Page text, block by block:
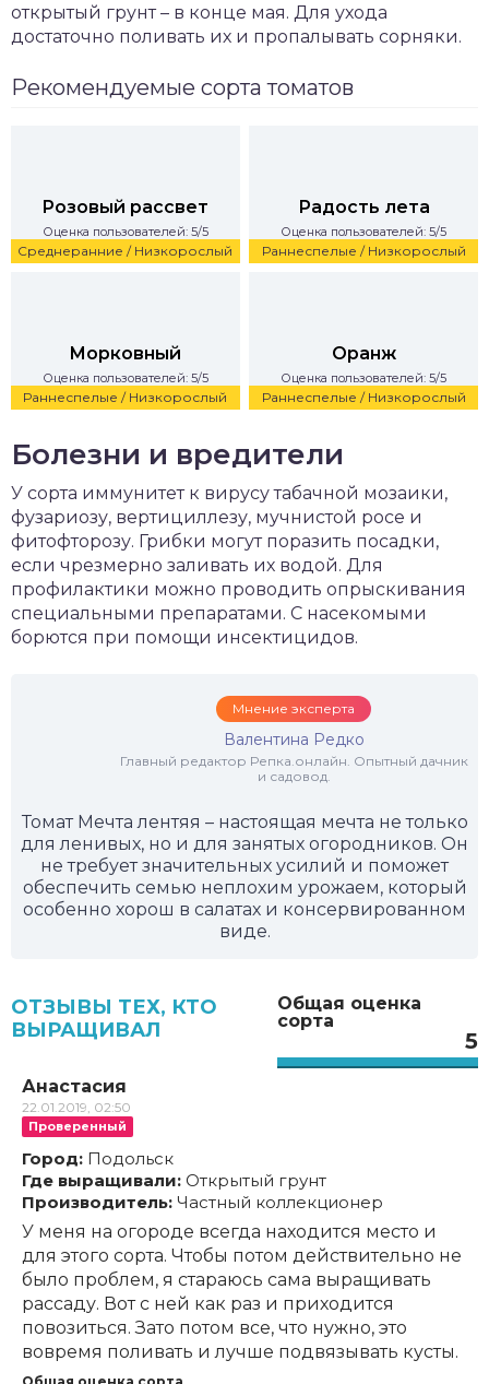
открытый грунт – в конце мая. Для ухода
достаточно поливать их и пропалывать сорняки.
Рекомендуемые сорта томатов
Среднеранние / Низкорослый
Розовый рассвет
Оценка пользователей: 5/5
Раннеспелые / Низкорослый
Радость лета
Оценка пользователей: 5/5
Раннеспелые / Низкорослый
Морковный
Оценка пользователей: 5/5
Раннеспелые / Низкорослый
Оранж
Оценка пользователей: 5/5
Болезни и вредители
У сорта иммунитет к вирусу табачной мозаики,
фузариозу, вертициллезу, мучнистой росе и
фитофторозу. Грибки могут поразить посадки,
если чрезмерно заливать их водой. Для
профилактики можно проводить опрыскивания
специальными препаратами. С насекомыми
борются при помощи инсектицидов.
Мнение эксперта
Валентина Редко
Главный редактор Репка.онлайн. Опытный дачник
и садовод.
Томат Мечта лентяя – настоящая мечта не только
для ленивых, но и для занятых огородников. Он
не требует значительных усилий и поможет
обеспечить семью неплохим урожаем, который
особенно хорош в салатах и консервированном
виде.
Общая оценка
сорта
5
ОТЗЫВЫ ТЕХ, КТО
ВЫРАЩИВАЛ
Анастасия
22.01.2019, 02:50
Проверенный
Город: Подольск
Где выращивали: Открытый грунт
Производитель: Частный коллекционер
У меня на огороде всегда находится место и
для этого сорта. Чтобы потом действительно не
было проблем, я стараюсь сама выращивать
рассаду. Вот с ней как раз и приходится
повозиться. Зато потом все, что нужно, это
вовремя поливать и лучше подвязывать кусты.